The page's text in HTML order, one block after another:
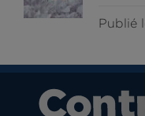
Publié